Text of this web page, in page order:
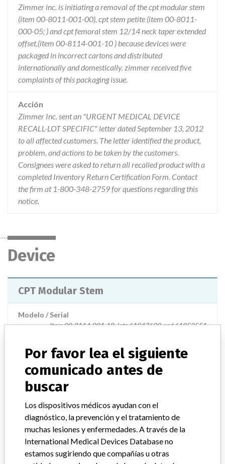
Zimmer inc. is initiating a removal of the cpt modular stem
(item 00-8011-001-00), cpt stem petite (item 00-8011-
000-05; ) and cpt femoral stem 12/14 neck taper extended
offset,(item 00-8114-001-10 ) because devices were
packaged in incorrect cartons and distributed
internationally and domestically. zimmer received five
complaints of this packaging issue.
Acción
Zimmer Inc. sent an "URGENT MEDICAL DEVICE
RECALL-LOT SPECIFIC" letter dated September 13, 2012
to all affected customers. The letter identified the product,
problem, and actions to be taken by the customers.
Consignees were asked to return all recalled product with a
completed Inventory Return Certification Form. Contact
the firm at 1-800-348-2759 for questions regarding this
notice.
Device
CPT Modular Stem
Modelo / Serial
Item 00-8114-001-10, lots 61947699 and 61952551
Clasificación del producto Orthopedic Devices
Clase de dispositivo
Distribución
Worldwide Distribution-USA (nationwide) including the states of
Indiana and Oklahoma and the countries of Australia, Thailand,
Malaysia, Germany, India, Bulgaria, Egypt, UK, Russian FED,
Por favor lea el siguiente
comunicado antes de
buscar
Los dispositivos médicos ayudan con el
diagnóstico, la prevención y el tratamiento de
muchas lesiones y enfermedades. A través de la
International Medical Devices Database no
estamos sugiriendo que compañías u otras